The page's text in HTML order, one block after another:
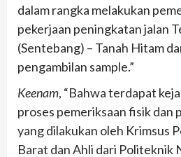
dalam rangka melakukan
pekerjaan peningkatan jalan
(Sentebang) – Tanah Hitam
pengambilan sample.”
Keenam, “Bahwa terdapat
proses pemeriksaan fisik dan
yang dilakukan oleh Krimsus
Barat dan Ahli dari Politeknik